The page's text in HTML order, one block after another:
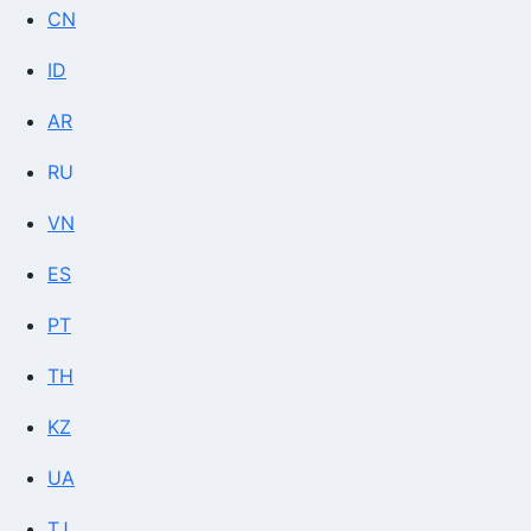
CN
ID
AR
RU
VN
ES
PT
TH
KZ
UA